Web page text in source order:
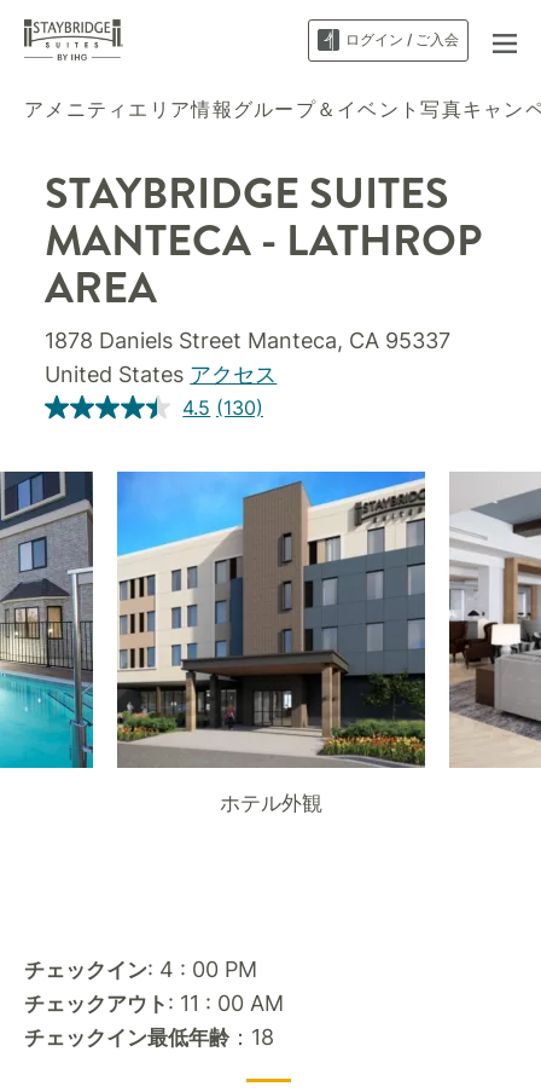
ログイン / ご入会
アメニティ エリア情報グループ＆イベント写真キャン
STAYBRIDGE SUITES
MANTECA - LATHROP
AREA
1878 Daniels Street Manteca, CA 95337
United States アクセス
4.5 (130)
ホテル外観
チェックイン: 4 : 00 PM
チェックアウト : 11 : 00 AM
チェックイン最低年齢 ：18